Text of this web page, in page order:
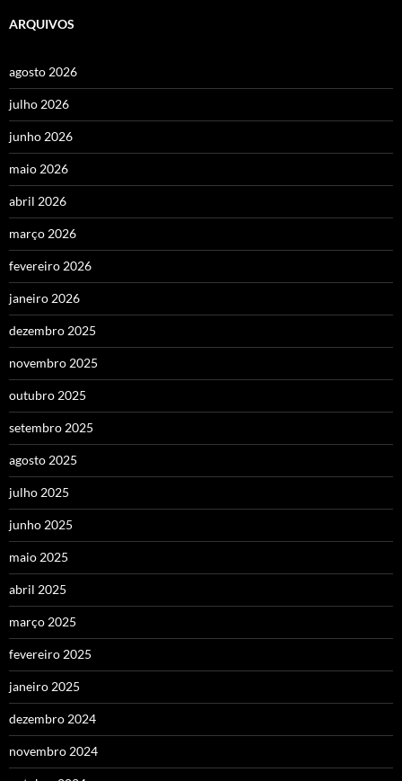
ARQUIVOS
agosto 2026
julho 2026
junho 2026
maio 2026
abril 2026
março 2026
fevereiro 2026
janeiro 2026
dezembro 2025
novembro 2025
outubro 2025
setembro 2025
agosto 2025
julho 2025
junho 2025
maio 2025
abril 2025
março 2025
fevereiro 2025
janeiro 2025
dezembro 2024
novembro 2024